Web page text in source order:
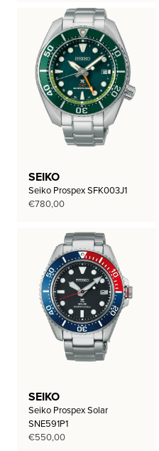
SEIKO
Seiko Prospex SFK003J1
€780,00
SEIKO
Seiko Prospex Solar
SNE591P1
€550,00